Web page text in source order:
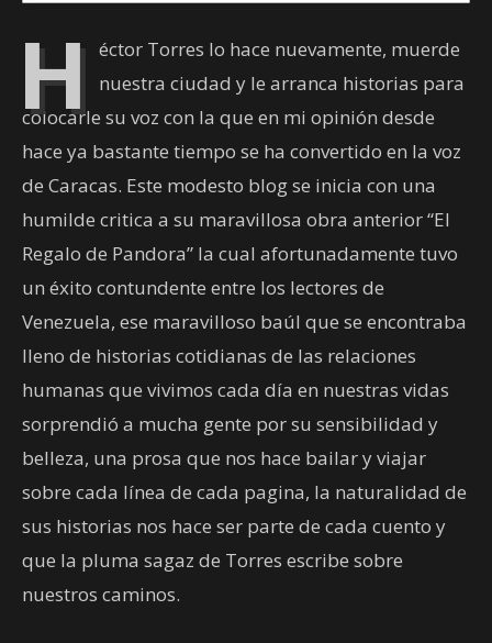
H éctor Torres lo hace nuevamente, muerde
nuestra ciudad y le arranca historias para
colocarle su voz con la que en mi opinión desde
hace ya bastante tiempo se ha convertido en la voz
de Caracas. Este modesto blog se inicia con una
humilde critica a su maravillosa obra anterior “El
Regalo de Pandora” la cual afortunadamente tuvo
un éxito contundente entre los lectores de
Venezuela, ese maravilloso baúl que se encontraba
lleno de historias cotidianas de las relaciones
humanas que vivimos cada día en nuestras vidas
sorprendió a mucha gente por su sensibilidad y
belleza, una prosa que nos hace bailar y viajar
sobre cada línea de cada pagina, la naturalidad de
sus historias nos hace ser parte de cada cuento y
que la pluma sagaz de Torres escribe sobre
nuestros caminos.